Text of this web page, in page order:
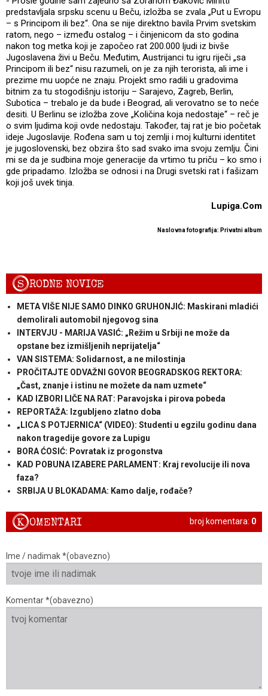
predstavljala srpsku scenu u Beču, izložba se zvala „Put u Evropu
– s Principom ili bez“. Ona se nije direktno bavila Prvim svetskim
ratom, nego – između ostalog – i činjenicom da sto godina
nakon tog metka koji je započeo rat 200.000 ljudi iz bivše
Jugoslavena živi u Beču. Međutim, Austrijanci tu igru riječi „sa
Principom ili bez“ nisu razumeli, on je za njih terorista, ali ime i
prezime mu uopće ne znaju. Projekt smo radili u gradovima
bitnim za tu stogodišnju istoriju – Sarajevo, Zagreb, Berlin,
Subotica – trebalo je da bude i Beograd, ali verovatno se to neće
desiti. U Berlinu se izložba zove „Količina koja nedostaje“ – reč je
o svim ljudima koji ovde nedostaju. Također, taj rat je bio početak
ideje Jugoslavije. Rođena sam u toj zemlji i moj kulturni identitet
je jugoslovenski, bez obzira što sad svako ima svoju zemlju. Čini
mi se da je sudbina moje generacije da vrtimo tu priču – ko smo i
gde pripadamo. Izložba se odnosi i na Drugi svetski rat i fašizam
koji još uvek tinja.
Lupiga.Com
Naslovna fotografija: Privatni album
SRODNE NOVICE
META VIŠE NIJE SAMO DINKO GRUHONJIĆ: Maskirani mladići
demolirali automobil njegovog sina
INTERVJU - MARIJA VASIĆ: „Režim u Srbiji ne može da
opstane bez izmišljenih neprijatelja“
VAN SISTEMA: Solidarnost, a ne milostinja
PROČITAJTE ODVAŽNI GOVOR BEOGRADSKOG REKTORA:
„Čast, znanje i istinu ne možete da nam uzmete“
KAD IZBORI LIČE NA RAT: Paravojska i pirova pobeda
REPORTAŽA: Izgubljeno zlatno doba
„LICA S POTJERNICA“ (VIDEO): Studenti u egzilu godinu dana
nakon tragedije govore za Lupigu
BORA ĆOSIĆ: Povratak iz progonstva
KAD POBUNA IZABERE PARLAMENT: Kraj revolucije ili nova
faza?
SRBIJA U BLOKADAMA: Kamo dalje, rođače?
broj komentara: 0
KOMENTARI
Ime / nadimak *(obavezno)
Komentar *(obavezno)